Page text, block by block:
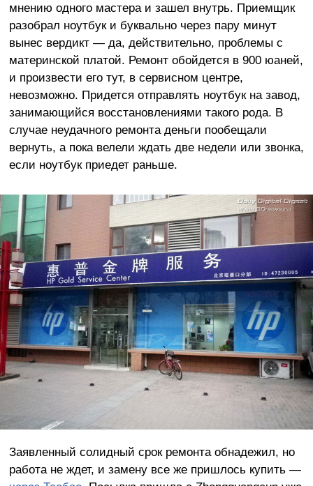
мнению одного мастера и зашел внутрь. Приемщик
разобрал ноутбук и буквально через пару минут
вынес вердикт — да, действительно, проблемы с
материнской платой. Ремонт обойдется в 900 юаней,
и произвести его тут, в сервисном центре,
невозможно. Придется отправлять ноутбук на завод,
занимающийся восстановлениями такого рода. В
случае неудачного ремонта деньги пообещали
вернуть, а пока велели ждать две недели или звонка,
если ноутбук приедет раньше.
Заявленный солидный срок ремонта обнадежил, но
работа не ждет, и замену все же пришлось купить —